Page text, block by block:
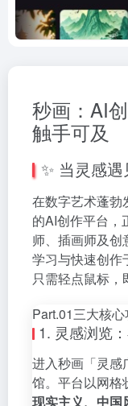
秒画：AI
触手可及
✨ 当灵感
在数字艺术蓬勃
的AI创作平台，
师、插画师及创
学习与快速创作
只需轻点鼠标，
Part.01三大核
1. 灵感浏览
进入秒画「灵感
馆。平台以网格
现实主义、中国